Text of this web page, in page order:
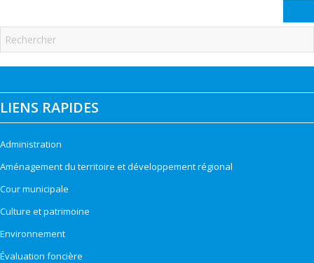
LIENS RAPIDES
Administration
Aménagement du territoire et développement régional
Cour municipale
Culture et patrimoine
Environnement
Évaluation foncière